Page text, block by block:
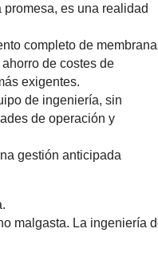
es una realidad
completo de
de costes de
exigentes.
de ingeniería, sin
de operación y
gestión anticipada
malgasta. La ingeniería